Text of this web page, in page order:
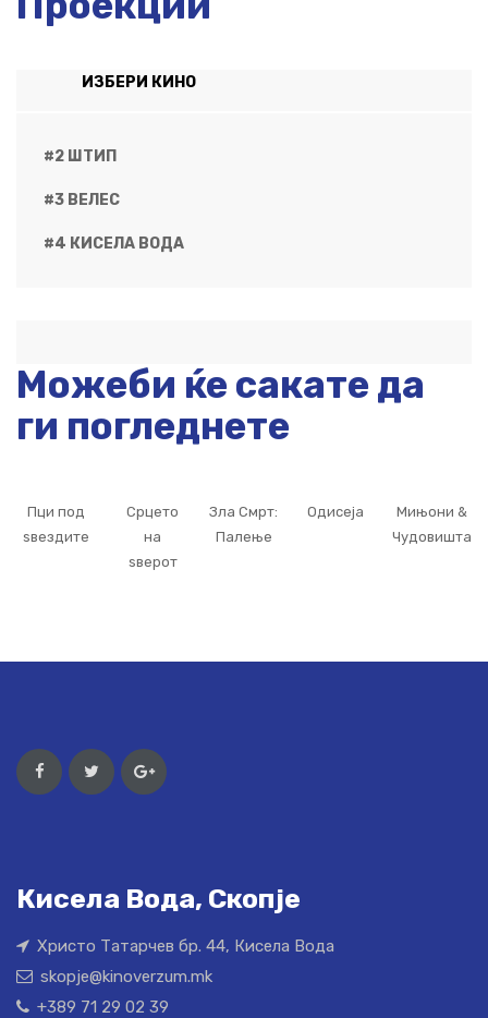
ИЗБЕРИ КИНО
#2 ШТИП
#3 ВЕЛЕС
#4 КИСЕЛА ВОДА
Можеби ќе сакате да
ги погледнете
Пци под
ѕвездите
Срцето
на
ѕверот
Зла Смрт:
Палење
Одисеја
Мињони &
Чудовишта
Кисела Вода, Скопје
Христо Татарчев бр. 44, Кисела Вода
skopje@kinoverzum.mk
+389 71 29 02 39